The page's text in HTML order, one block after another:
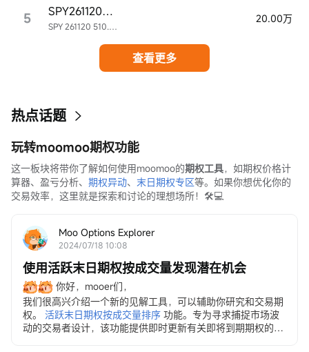
5 SPY 261120 510.00P
SPY261120P510000 20.00万
查看更多
热点话题
玩转moomoo期权功能
这一板块将带你了解如何使用moomoo的期权工具，如期权价格计
算器、盈亏分析、 期权异动、 末日期权专区等。如果你想优化你的
交易效率，这里就是探索和讨论的理想场所！🛠️💻
Moo Options Explorer
2024/07/18 10:08
使用活跃末日期权按成交量发现潜在机会
你好，mooer们，
我们很高兴介绍一个新的见解工具，可以辅助你研究和交易期
权。
活跃末日期权按成交量排序 功能。专为寻求捕捉市场波
动的交易者设计，该功能提供即时更新有关即将到期期权的信